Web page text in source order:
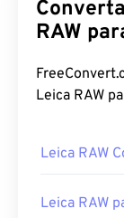
Converta
RAW
Leica RAW
Leica RAW
Leica RAW